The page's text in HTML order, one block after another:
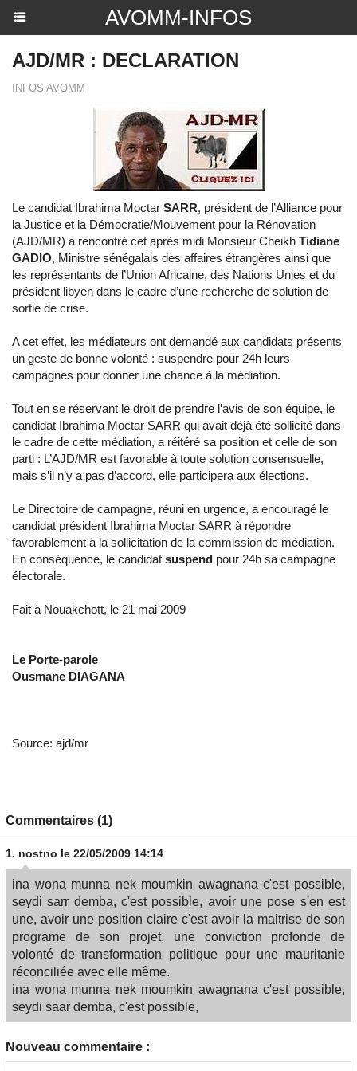
AVOMM-INFOS
AJD/MR : DECLARATION
INFOS AVOMM
Le candidat Ibrahima Moctar SARR, président de l’Alliance pour
la Justice et la Démocratie/Mouvement pour la Rénovation
(AJD/MR) a rencontré cet après midi Monsieur Cheikh Tidiane
GADIO, Ministre sénégalais des affaires étrangères ainsi que
les représentants de l’Union Africaine, des Nations Unies et du
président libyen dans le cadre d’une recherche de solution de
sortie de crise.
A cet effet, les médiateurs ont demandé aux candidats présents
un geste de bonne volonté : suspendre pour 24h leurs
campagnes pour donner une chance à la médiation.
Tout en se réservant le droit de prendre l’avis de son équipe, le
candidat Ibrahima Moctar SARR qui avait déjà été sollicité dans
le cadre de cette médiation, a réitéré sa position et celle de son
parti : L’AJD/MR est favorable à toute solution consensuelle,
mais s’il n’y a pas d’accord, elle participera aux élections.
Le Directoire de campagne, réuni en urgence, a encouragé le
candidat président Ibrahima Moctar SARR à répondre
favorablement à la sollicitation de la commission de médiation.
En conséquence, le candidat suspend pour 24h sa campagne
électorale.
Fait à Nouakchott, le 21 mai 2009
Le Porte-parole
Ousmane DIAGANA
Source: ajd/mr
Commentaires (1)
1. nostno le 22/05/2009 14:14
ina wona munna nek moumkin awagnana c'est possible,
seydi sarr demba, c'est possible, avoir une pose s'en est
une, avoir une position claire c'est avoir la maitrise de son
programe de son projet, une conviction profonde de
volonté de transformation politique pour une mauritanie
réconciliée avec elle même.
ina wona munna nek moumkin awagnana c'est possible,
seydi saar demba, c'est possible,
Nouveau commentaire :